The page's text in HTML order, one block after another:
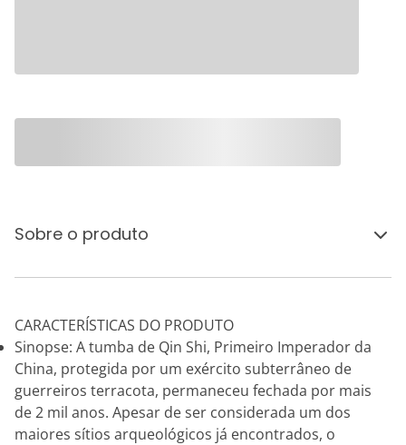
Sobre o produto
CARACTERÍSTICAS DO PRODUTO
Sinopse: A tumba de Qin Shi, Primeiro Imperador da
China, protegida por um exército subterrâneo de
guerreiros terracota, permaneceu fechada por mais
de 2 mil anos. Apesar de ser considerada um dos
maiores sítios arqueológicos já encontrados, o